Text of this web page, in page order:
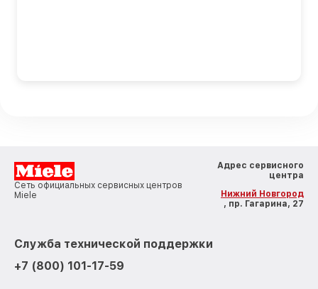
Сеть официальных сервисных центров
Miele
Адрес сервисного
центра
Нижний Новгород
, пр. Гагарина, 27
Служба технической поддержки
+7 (800) 101-17-59